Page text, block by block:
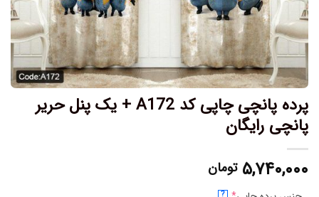
پرده پانچی چاپی کد A172 + یک پنل حریر
پانچی رایگان
۵,۷۴۰,۰۰۰ تومان
?